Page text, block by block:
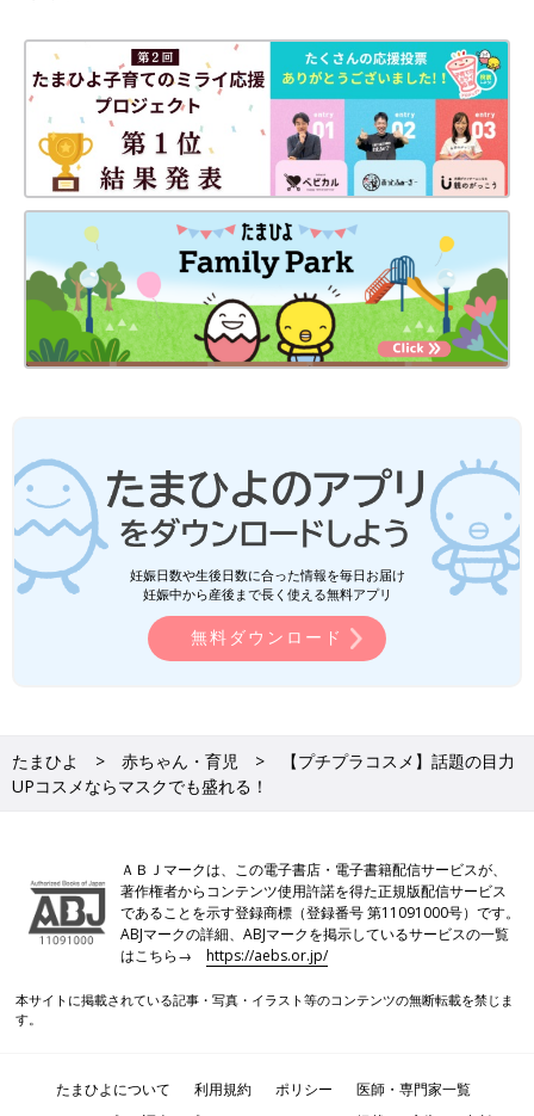
妊娠日数や生後日数に合った情報を毎日お届け
妊娠中から産後まで長く使える無料アプリ
無料ダウンロード
たまひよ 赤ちゃん・育児
【プチプラコスメ】話題の目力
UPコスメならマスクでも盛れる！
ＡＢＪマークは、この電子書店・電子書籍配信サービスが、
著作権者からコンテンツ使用許諾を得た正規版配信サービス
であることを示す登録商標（登録番号 第11091000号）です。
ABJマークの詳細、ABJマークを掲示しているサービスの一覧
はこちら→https://aebs.or.jp/
本サイトに掲載されている記事・写真・イラスト等のコンテンツの無断転載を禁じま
す。
たまひよについて 利用規約 ポリシー
医師・専門家一覧